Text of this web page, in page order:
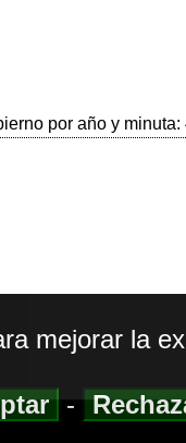
por año y minuta:
mejorar la
-